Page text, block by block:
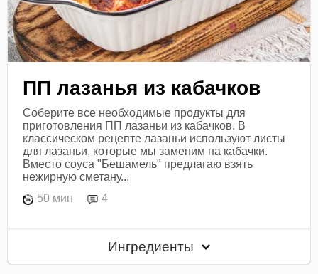
ПП лазанья из кабачков
Соберите все необходимые продукты для
приготовления ПП лазаньи из кабачков. В
классическом рецепте лазаньи используют листы
для лазаньи, которые мы заменим на кабачки.
Вместо соуса "Бешамель" предлагаю взять
нежирную сметану...
50 мин
4
Ингредиенты